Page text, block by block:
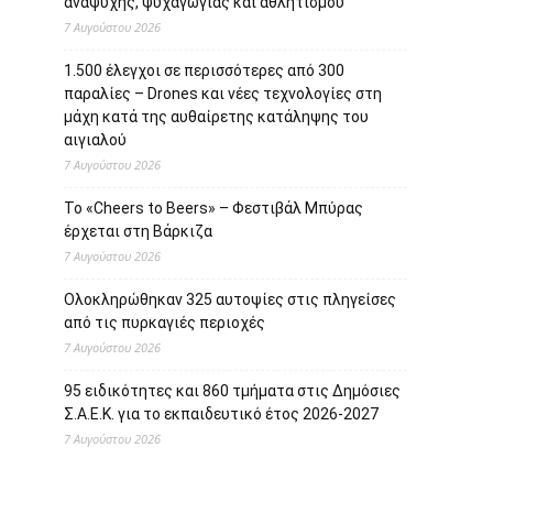
7 Αυγούστου 2026
1.500 έλεγχοι σε περισσότερες από 300
παραλίες – Drones και νέες τεχνολογίες στη
μάχη κατά της αυθαίρετης κατάληψης του
αιγιαλού
7 Αυγούστου 2026
Το «Cheers to Beers» – Φεστιβάλ Μπύρας
έρχεται στη Βάρκιζα
7 Αυγούστου 2026
Ολοκληρώθηκαν 325 αυτοψίες στις πληγείσες
από τις πυρκαγιές περιοχές
7 Αυγούστου 2026
95 ειδικότητες και 860 τμήματα στις Δημόσιες
Σ.Α.Ε.Κ. για το εκπαιδευτικό έτος 2026-2027
7 Αυγούστου 2026